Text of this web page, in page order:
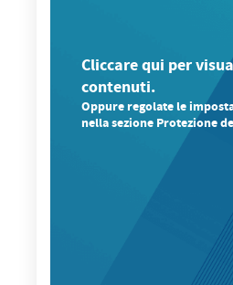
Cliccare qui per
contenuti.
Oppure regolate le
nella sezione Protezione